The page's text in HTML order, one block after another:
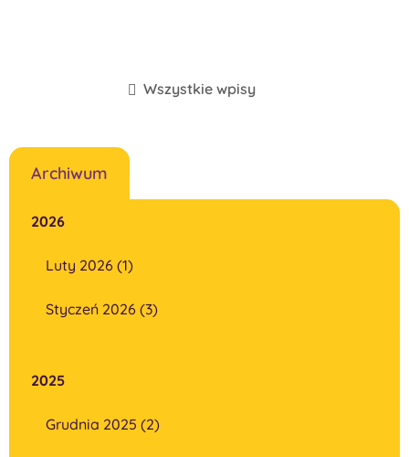
Wszystkie wpisy
Archiwum
2026
Luty 2026 (1)
Styczeń 2026 (3)
2025
Grudnia 2025 (2)